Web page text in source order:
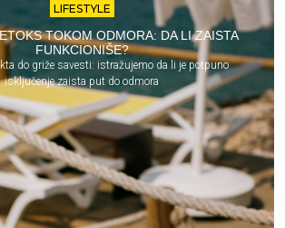
LIFESTYLE
TOKOM ODMORA: DA LI ZAISTA
FUNKCIONIŠE?
do griže savesti: istražujemo da li je potpuno
isključenje zaista put do odmora